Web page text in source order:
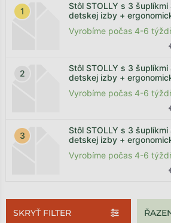
Stôl STOLLY s 3
detskej izby +
Vyrobíme počas 4-6
Stôl STOLLY s 3
detskej izby +
Vyrobíme počas 4-6
Stôl STOLLY s 3
detskej izby +
Vyrobíme počas 4-6
SKRYŤ FILTER